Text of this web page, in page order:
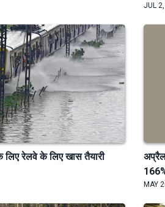
JUL
लिए रेलवे के लिए खास तैयारी
MAY